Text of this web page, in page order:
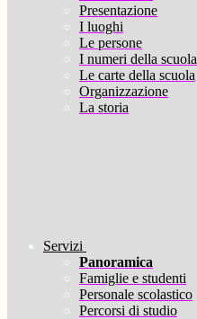
Presentazione
I luoghi
Le persone
I numeri della scuola
Le carte della scuola
Organizzazione
La storia
Servizi
Panoramica
Famiglie e studenti
Personale scolastico
Percorsi di studio